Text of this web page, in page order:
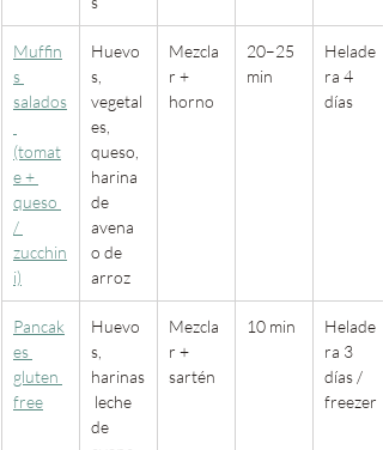
Muffin
s
salados
(tomat
e +
queso
/
zucchin
i)
Huevo
s,
vegetal
es,
queso,
harina
de
avena
o de
arroz
Mezcla
r +
horno
20–25
min
Helade
ra 4
días
Pancak
es
gluten
free
Huevo
s,
harinas
leche
de
Mezcla
r +
sartén
10 min
Helade
ra 3
días /
freezer